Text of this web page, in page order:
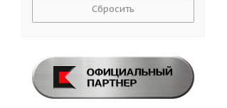
Сбросить